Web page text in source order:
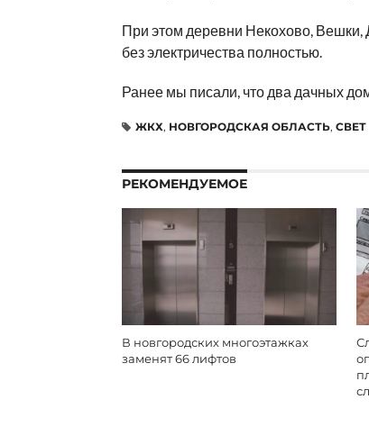
При этом деревни Некохово,
без электричества полностью.
Ранее мы писали, что два дачных
ЖКХ, НОВГОРОДСКАЯ ОБЛАСТЬ, СВЕТ
РЕКОМЕНДУЕМОЕ
В новгородских многоэтажках
заменят 66 лифтов